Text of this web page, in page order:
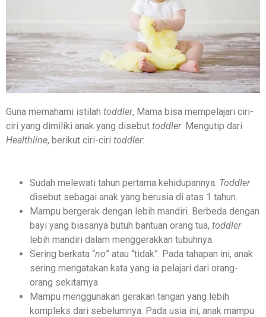
Guna memahami istilah toddler, Mama bisa mempelajari ciri-
ciri yang dimiliki anak yang disebut toddler. Mengutip dari
Healthline, berikut ciri-ciri toddler:
Sudah melewati tahun pertama kehidupannya. Toddler
disebut sebagai anak yang berusia di atas 1 tahun.
Mampu bergerak dengan lebih mandiri. Berbeda dengan
bayi yang biasanya butuh bantuan orang tua, toddler
lebih mandiri dalam menggerakkan tubuhnya.
Sering berkata “no” atau “tidak”. Pada tahapan ini, anak
sering mengatakan kata yang ia pelajari dari orang-
orang sekitarnya
Mampu menggunakan gerakan tangan yang lebih
kompleks dari sebelumnya. Pada usia ini, anak mampu